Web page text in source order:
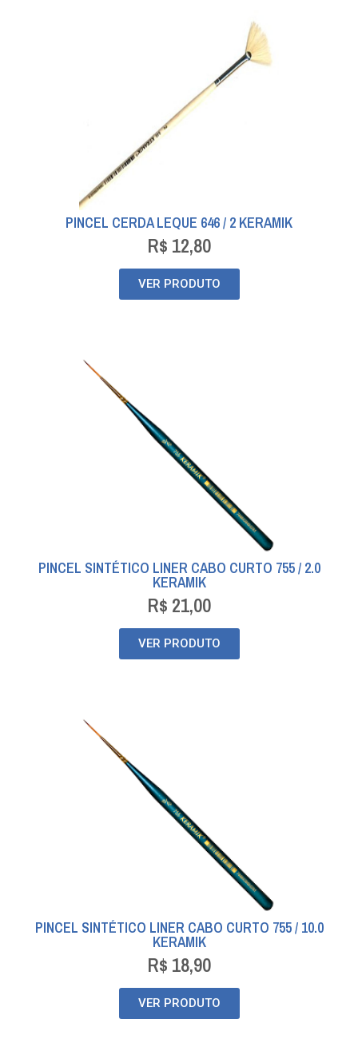
PINCEL CERDA LEQUE 646 / 2 KERAMIK
R$ 12,80
VER PRODUTO
PINCEL SINTÉTICO LINER CABO CURTO 755 / 2.0
KERAMIK
R$ 21,00
VER PRODUTO
PINCEL SINTÉTICO LINER CABO CURTO 755 / 10.0
KERAMIK
R$ 18,90
VER PRODUTO